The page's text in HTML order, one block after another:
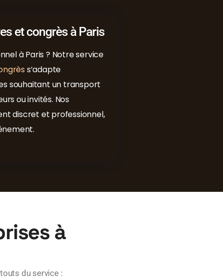
et congrès à Paris
à Paris ? Notre service
s’adapte
souhaitant un transport
ou invités. Nos
discret et professionnel,
à
du service :